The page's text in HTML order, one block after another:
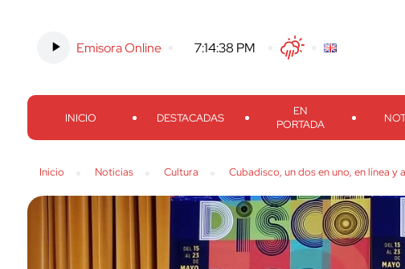
Emisora Online 7:14:39 PM TwitterFacebook
Threads
Instagram
INICIO DESTACADAS
EN
PORTADA
Inicio Noticias Cultura Cubadisco, un dos en uno, en línea y